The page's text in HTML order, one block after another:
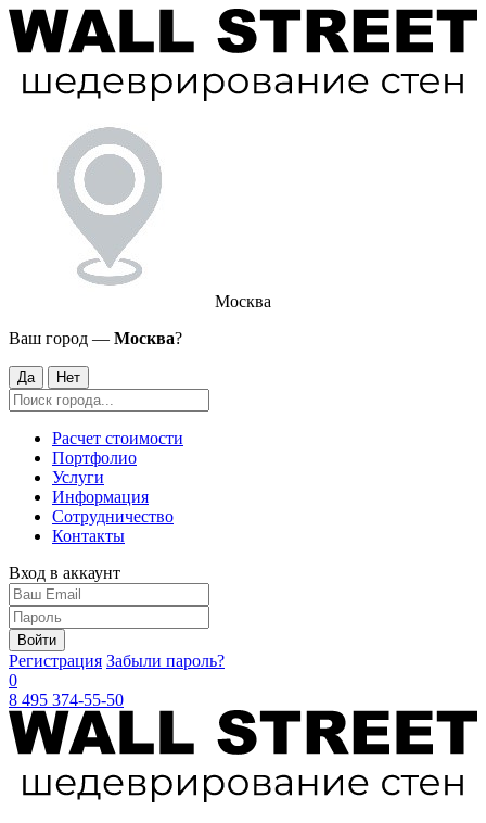
Москва
Ваш город — Москва?
Да Нет
Расчет стоимости
Портфолио
Услуги
Информация
Сотрудничество
Контакты
Вход в аккаунт
Войти
Регистрация Забыли пароль?
0
8 495 374-55-50